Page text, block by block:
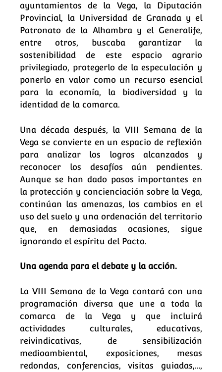
ayuntamientos de la Vega, la Diputación
Provincial, la Universidad de Granada y el
Patronato de la Alhambra y el Generalife,
entre otros, buscaba garantizar la
sostenibilidad de este espacio agrario
privilegiado, protegerlo de la especulación y
ponerlo en valor como un recurso esencial
para la economía, la biodiversidad y la
identidad de la comarca.
Una década después, la VIII Semana de la
Vega se convierte en un espacio de reflexión
para analizar los logros alcanzados y
reconocer los desafíos aún pendientes.
Aunque se han dado pasos importantes en
la protección y concienciación sobre la Vega,
continúan las amenazas, los cambios en el
uso del suelo y una ordenación del territorio
que, en demasiadas ocasiones, sigue
ignorando el espíritu del Pacto.
Una agenda para el debate y la acción.
La VIII Semana de la Vega contará con una
programación diversa que une a toda la
comarca de la Vega y que incluirá
actividades culturales, educativas,
reivindicativas, de sensibilización
medioambiental, exposiciones, mesas
redondas, conferencias, visitas guiadas,…,